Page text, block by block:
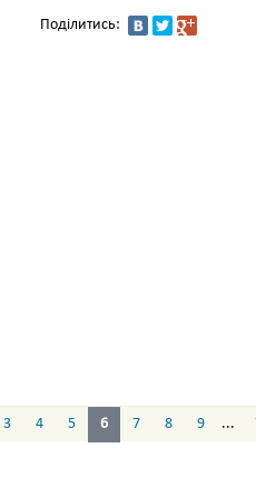
Поділитись:
3 4 5 6 7 8 9 ...